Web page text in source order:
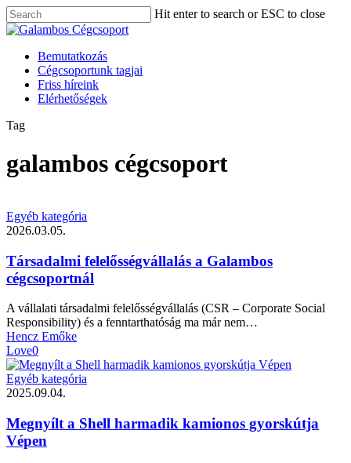
Skip
to
content
Hit enter to search or ESC to close
Close
Menu
Bemutatkozás
Cégcsoportunk tagjai
Friss híreink
Elérhetőségek
Tag
galambos cégcsoport
Egyéb kategória
2026.03.05.
Társadalmi felelősségvállalás a Galambos
cégcsoportnál
A vállalati társadalmi felelősségvállalás (CSR – Corporate Social
Responsibility) és a fenntarthatóság ma már nem…
Hencz Emőke
Love0
Egyéb kategória
2025.09.04.
Megnyílt a Shell harmadik kamionos gyorskútja
Vépen